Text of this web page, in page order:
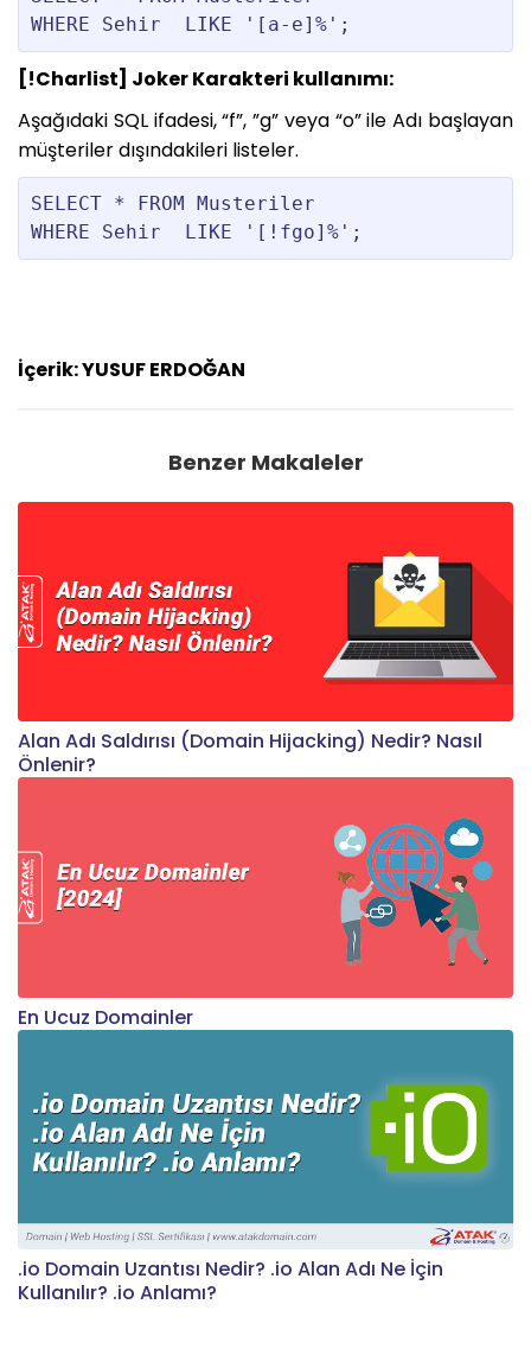
[!Charlist] Joker Karakteri kullanımı:
Aşağıdaki SQL ifadesi, “f”, ”g” veya “o” ile Adı başlayan
müşteriler dışındakileri listeler.
SELECT * FROM Musteriler
İçerik: YUSUF ERDOĞAN
Benzer Makaleler
Alan Adı Saldırısı (Domain Hijacking) Nedir? Nasıl
Önlenir?
En Ucuz Domainler
.io Domain Uzantısı Nedir? .io Alan Adı Ne İçin
Kullanılır? .io Anlamı?